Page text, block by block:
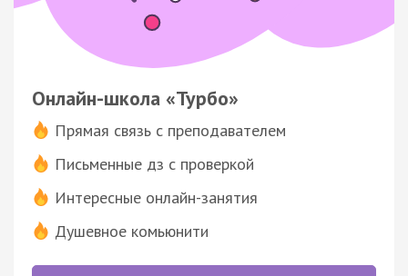
Онлайн-школа «Турбо»
Прямая связь с преподавателем
Письменные дз с проверкой
Интересные онлайн-занятия
Душевное комьюнити